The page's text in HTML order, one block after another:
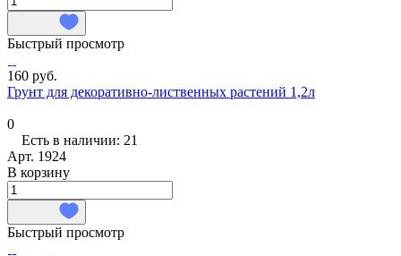
Быстрый просмотр
160 руб.
Грунт для декоративно-лиственных растений 1,2л
0
Есть в наличии: 21
Арт. 1924
В корзину
Быстрый просмотр